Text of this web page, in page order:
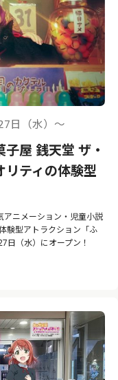
日（水）〜
屋 銭天堂 ザ・
リティの体験型
アニメーション・児童小説
験型アトラクション「ふ
日（水）にオープン！